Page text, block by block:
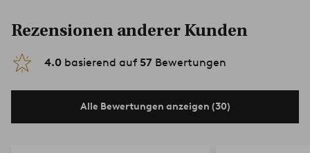
Rezensionen anderer Kunden
4.0 basierend auf 57 Bewertungen
Alle Bewertungen anzeigen (30)